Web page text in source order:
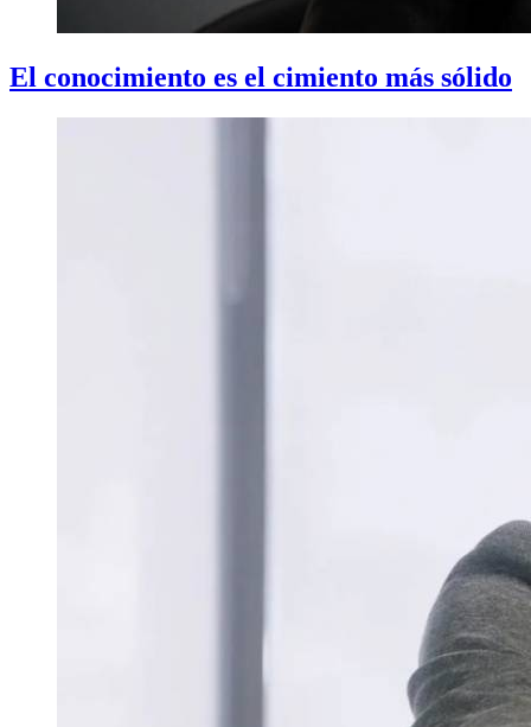
El conocimiento es el cimiento más sólido